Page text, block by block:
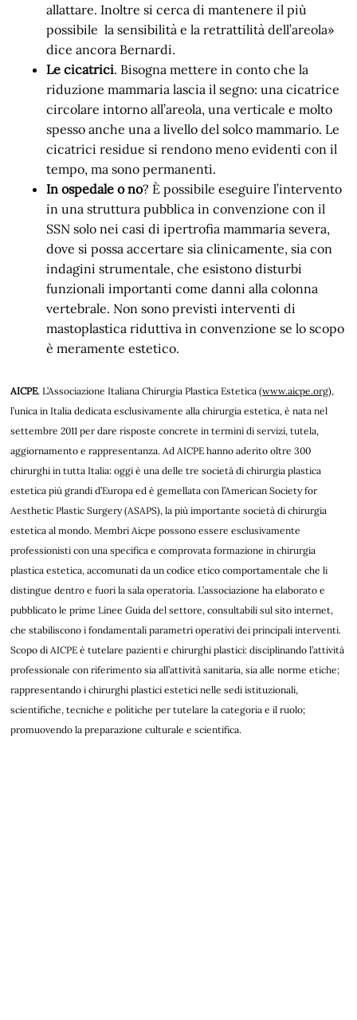
allattare. Inoltre si cerca di mantenere il più
possibile la sensibilità e la retrattilità dell’areola»
dice ancora Bernardi.
Le cicatrici. Bisogna mettere in conto che la
riduzione mammaria lascia il segno: una cicatrice
circolare intorno all’areola, una verticale e molto
spesso anche una a livello del solco mammario. Le
cicatrici residue si rendono meno evidenti con il
tempo, ma sono permanenti.
In ospedale o no? È possibile eseguire l’intervento
in una struttura pubblica in convenzione con il
SSN solo nei casi di ipertrofia mammaria severa,
dove si possa accertare sia clinicamente, sia con
indagini strumentale, che esistono disturbi
funzionali importanti come danni alla colonna
vertebrale. Non sono previsti interventi di
mastoplastica riduttiva in convenzione se lo scopo
è meramente estetico.
AICPE. L’Associazione Italiana Chirurgia Plastica Estetica (www.aicpe.org),
l’unica in Italia dedicata esclusivamente alla chirurgia estetica, è nata nel
settembre 2011 per dare risposte concrete in termini di servizi, tutela,
aggiornamento e rappresentanza. Ad AICPE hanno aderito oltre 300
chirurghi in tutta Italia: oggi è una delle tre società di chirurgia plastica
estetica più grandi d’Europa ed è gemellata con l’American Society for
Aesthetic Plastic Surgery (ASAPS), la più importante società di chirurgia
estetica al mondo. Membri Aicpe possono essere esclusivamente
professionisti con una specifica e comprovata formazione in chirurgia
plastica estetica, accomunati da un codice etico comportamentale che li
distingue dentro e fuori la sala operatoria. L’associazione ha elaborato e
pubblicato le prime Linee Guida del settore, consultabili sul sito internet,
che stabiliscono i fondamentali parametri operativi dei principali interventi.
Scopo di AICPE è tutelare pazienti e chirurghi plastici: disciplinando l’attività
professionale con riferimento sia all’attività sanitaria, sia alle norme etiche;
rappresentando i chirurghi plastici estetici nelle sedi istituzionali,
scientifiche, tecniche e politiche per tutelare la categoria e il ruolo;
promuovendo la preparazione culturale e scientifica.